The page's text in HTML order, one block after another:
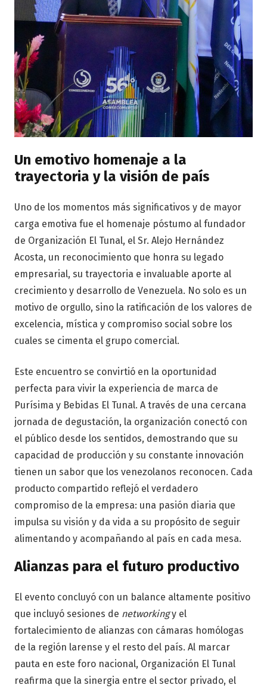
Un emotivo homenaje a la
trayectoria y la visión de país
Uno de los momentos más significativos y de mayor
carga emotiva fue el homenaje póstumo al fundador
de Organización El Tunal, el Sr. Alejo Hernández
Acosta, un reconocimiento que honra su legado
empresarial, su trayectoria e invaluable aporte al
crecimiento y desarrollo de Venezuela. No solo es un
motivo de orgullo, sino la ratificación de los valores de
excelencia, mística y compromiso social sobre los
cuales se cimenta el grupo comercial.
Este encuentro se convirtió en la oportunidad
perfecta para vivir la experiencia de marca de
Purísima y Bebidas El Tunal. A través de una cercana
jornada de degustación, la organización conectó con
el público desde los sentidos, demostrando que su
capacidad de producción y su constante innovación
tienen un sabor que los venezolanos reconocen. Cada
producto compartido reflejó el verdadero
compromiso de la empresa: una pasión diaria que
impulsa su visión y da vida a su propósito de seguir
alimentando y acompañando al país en cada mesa.
Alianzas para el futuro productivo
El evento concluyó con un balance altamente positivo
que incluyó sesiones de networkingy el
fortalecimiento de alianzas con cámaras homólogas
de la región larense y el resto del país. Al marcar
pauta en este foro nacional, Organización El Tunal
reafirma que la sinergia entre el sector privado, el